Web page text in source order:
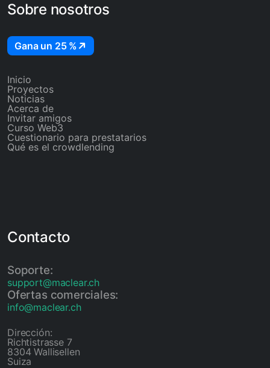
Sobre nosotros
Gana un 25 %
Inicio
Proyectos
Noticias
Acerca de
Invitar amigos
Curso Web3
Cuestionario para prestatarios
Qué es el crowdlending
Contacto
Soporte:
support@maclear.ch
Ofertas comerciales:
info@maclear.ch
Dirección:
Richtistrasse 7
8304 Wallisellen
Suiza